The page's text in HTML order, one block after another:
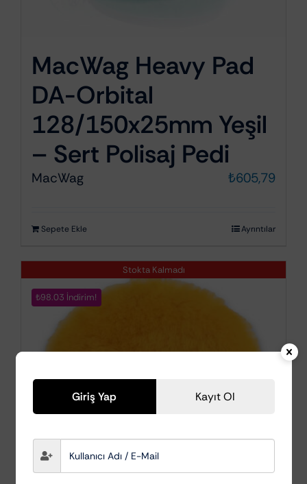
MacWag Heavy Pad
DA-Orbital
128/150x25mm Yeşil
– Sert Polisaj Pedi
MacWag ₺605,79
Sepete Ekle Ayrıntılar
Stokta Kalmadı
₺98.03 İndirim!
Giriş Yap Kayıt Ol